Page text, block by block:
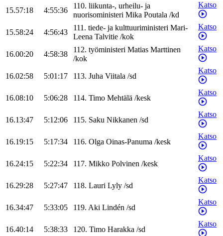
15.57:18 4:55:36
110. liikunta-, urheilu- ja
nuorisoministeri Mika Poutala /kd
Katso
15.58:24 4:56:43
111. tiede- ja kulttuuriministeri Mari-
Leena Talvitie /kok
Katso
16.00:20 4:58:38
112. työministeri Matias Marttinen
/kok
Katso
16.02:58 5:01:17 113. Juha Viitala /sd
Katso
16.08:10 5:06:28 114. Timo Mehtälä /kesk
Katso
16.13:47 5:12:06 115. Saku Nikkanen /sd
Katso
16.19:15 5:17:34 116. Olga Oinas-Panuma /kesk
Katso
16.24:15 5:22:34 117. Mikko Polvinen /kesk
Katso
16.29:28 5:27:47 118. Lauri Lyly /sd
Katso
16.34:47 5:33:05 119. Aki Lindén /sd
Katso
16.40:14 5:38:33 120. Timo Harakka /sd
Katso